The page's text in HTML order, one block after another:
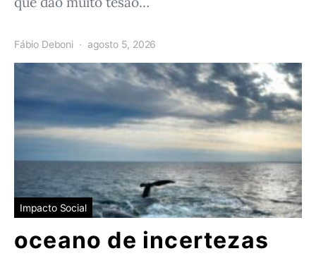
Fábio Deboni agosto 5, 2026
Impacto Social
oceano de incertezas